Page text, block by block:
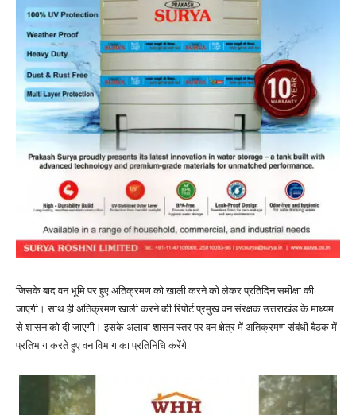
जिसके बाद वन भूमि पर हुए अतिक्रमण को खाली करने को लेकर प्रतिदिन समीक्षा की
जाएगी। साथ ही अतिक्रमण खाली करने की रिपोर्ट प्रमुख वन संरक्षक उत्तराखंड के माध्यम
से शासन को दी जाएगी। इसके अलावा शासन स्तर पर वन क्षेत्र में अतिक्रमण संबंधी बैठक में
प्रतिभाग करते हुए वन विभाग का प्रतिनिधि करेंगे